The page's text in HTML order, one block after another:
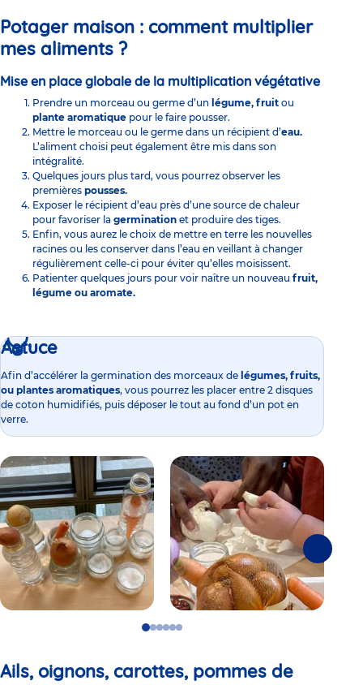
Potager maison : comment multiplier
mes aliments ?
Mise en place globale de la multiplication végétative
Prendre un morceau ou germe d’un légume, fruit ou
plante aromatique pour le faire pousser.
Mettre le morceau ou le germe dans un récipient d’eau.
L’aliment choisi peut également être mis dans son
intégralité.
Quelques jours plus tard, vous pourrez observer les
premières pousses.
Exposer le récipient d’eau près d’une source de chaleur
pour favoriser la germination et produire des tiges.
Enfin, vous aurez le choix de mettre en terre les nouvelles
racines ou les conserver dans l’eau en veillant à changer
régulièrement celle-ci pour éviter qu’elles moisissent.
Patienter quelques jours pour voir naître un nouveau fruit,
légume ou aromate.
Astuce
Afin d’accélérer la germination des morceaux de légumes, fruits,
ou plantes aromatiques, vous pourrez les placer entre 2 disques
de coton humidifiés, puis déposer le tout au fond d’un pot en
verre.
Go
1
Go
2
Go
3
Go
4
Go
5
Go
6
Ails, oignons, carottes, pommes de